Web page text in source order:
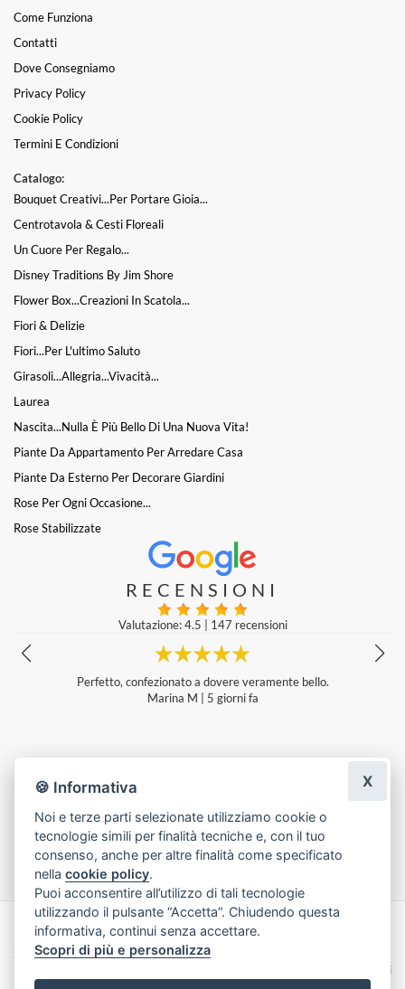
Come Funziona
Contatti
Dove Consegniamo
Privacy Policy
Cookie Policy
Termini E Condizioni
Catalogo:
Bouquet Creativi...per Portare Gioia...
Centrotavola & Cesti Floreali
Un Cuore Per Regalo...
Disney Traditions By Jim Shore
Flower Box...Creazioni In Scatola...
Fiori & Delizie
Fiori...per L'ultimo Saluto
Girasoli...Allegria...Vivacità...
Laurea
Nascita...nulla È Più Bello Di Una Nuova Vita!
Piante Da Appartamento Per Arredare Casa
Piante Da Esterno Per Decorare Giardini
Rose Per Ogni Occasione...
Rose Stabilizzate
RECENSIONI
Valutazione: 4.5 147 recensioni
Perfetto, confezionato a dovere veramente bello.
Marina M
5 giorni fa
Lascia una recensione
Made with byInfoser.it- Realizzazione Siti ecommerce per Fioristi
2026
Termini e Condizioni
🍪 Informativa
Noi e terze parti selezionate utilizziamo cookie o
tecnologie simili per finalità tecniche e, con il tuo
consenso, anche per altre finalità come specificato
nellacookie policy.
Puoi acconsentire all’utilizzo di tali tecnologie
utilizzando il pulsante “Accetta”. Chiudendo questa
informativa, continui senza accettare.
Scopri di più e personalizza
X